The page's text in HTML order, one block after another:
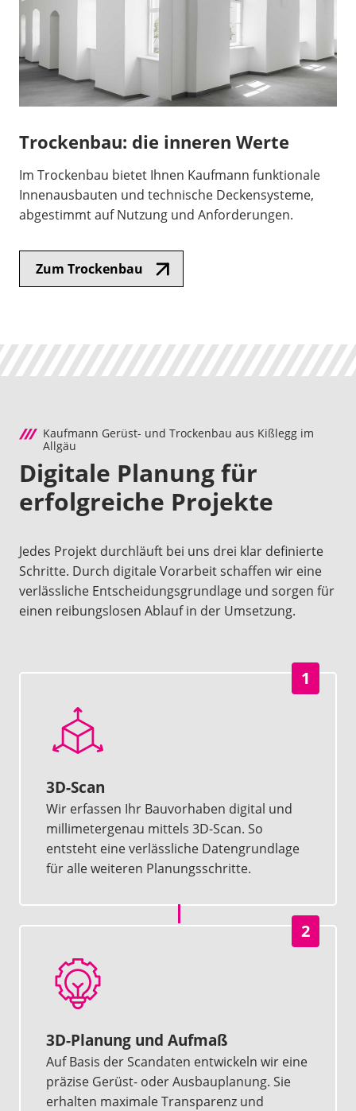
Trockenbau: die inneren Werte
Im Trockenbau bietet Ihnen Kaufmann funktionale
Innenausbauten und technische Deckensysteme,
abgestimmt auf Nutzung und Anforderungen.
Zum Trockenbau
Kaufmann Gerüst- und Trockenbau aus Kißlegg im
Allgäu
Digitale Planung für
erfolgreiche Projekte
Jedes Projekt durchläuft bei uns drei klar definierte
Schritte. Durch digitale Vorarbeit schaffen wir eine
verlässliche Entscheidungsgrundlage und sorgen für
einen reibungslosen Ablauf in der Umsetzung.
1
3D-Scan
Wir erfassen Ihr Bauvorhaben digital und
millimetergenau mittels 3D-Scan. So
entsteht eine verlässliche Datengrundlage
für alle weiteren Planungsschritte.
2
3D-Planung und Aufmaß
Auf Basis der Scandaten entwickeln wir eine
präzise Gerüst- oder Ausbauplanung. Sie
erhalten maximale Transparenz und